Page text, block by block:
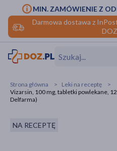
Darmowa dostawa z
MIN. ZAMÓWIENIE Z
Hit
makijażu
Strona główna
Leki na receptę
Vizarsin, 100 mg, tabletki powlekane,
Delfarma)
NA RECEPTĘ